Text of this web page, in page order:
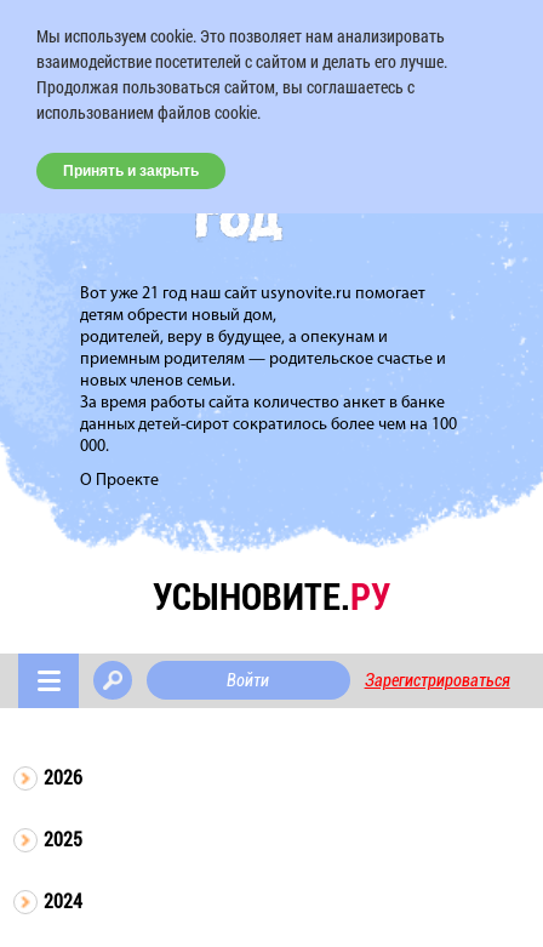
Вот уже 21 год наш сайт usynovite.ru помогает
детям обрести новый дом,
родителей, веру в будущее, а опекунам и
приемным родителям — родительское счастье и
новых членов семьи.
За время работы сайта количество анкет в банке
данных детей-сирот сократилось более чем на 100
000.
О Проекте
УСЫНОВИТЕ.РУ
Войти Зарегистрироваться
2026
2025
2024
Мы используем cookie. Это позволяет нам анализировать
взаимодействие посетителей с сайтом и делать его лучше.
Продолжая пользоваться сайтом, вы соглашаетесь с
использованием файлов cookie.
Принять и закрыть